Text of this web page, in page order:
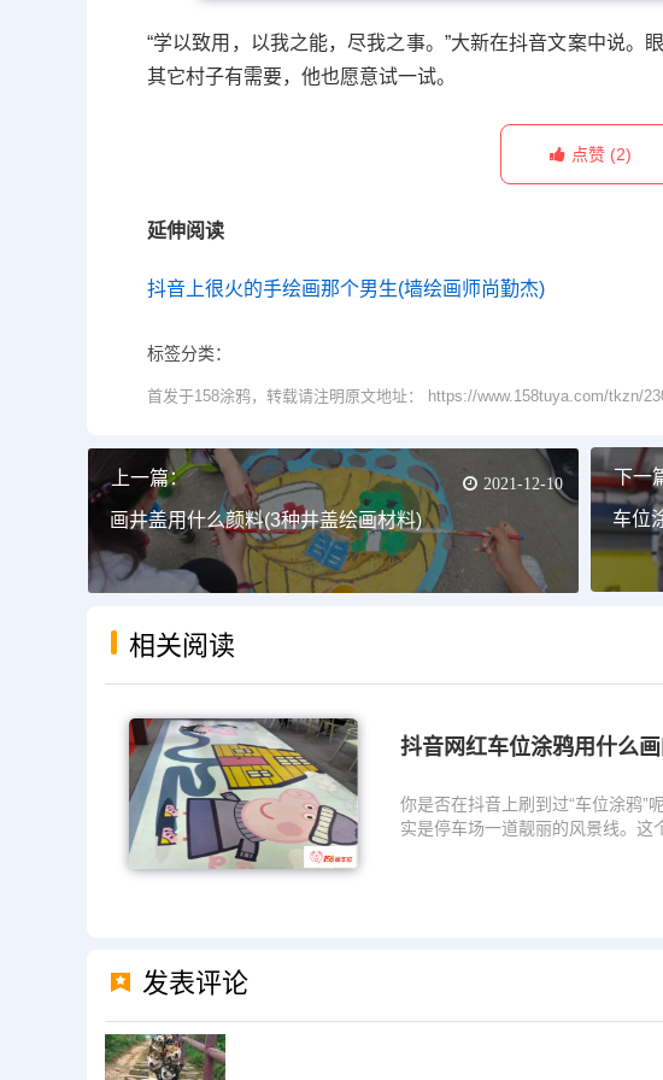
“学以致用，以我之能，尽我之事。”大新在抖音文案中说。
其它村子有需要，他也愿意试一试。
点赞(2)
延伸阅读
抖音上很火的手绘画那个男生(墙绘画师尚勤杰)
标签分类：
首发于158涂鸦，转载请注明原文地址： https://www.158tuya.com/tkzn/
上一篇： 2021-12-10
画井盖用什么颜料(3种井盖绘画材料)
下一
车位
相关阅读
抖音网红车位涂鸦用什么
你是否在抖音上刷到过“车位涂鸦”
实是停车场一道靓丽的风景线。这
发表评论